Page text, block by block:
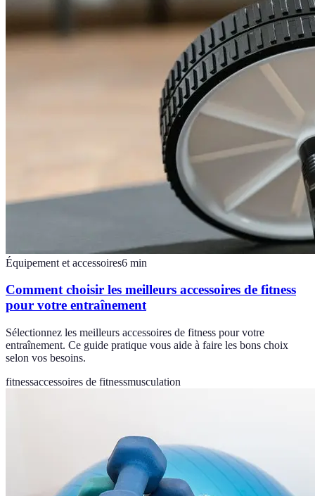
Équipement et accessoires6 min
Comment choisir les meilleurs accessoires de fitness
pour votre entraînement
Sélectionnez les meilleurs accessoires de fitness pour votre
entraînement. Ce guide pratique vous aide à faire les bons choix
selon vos besoins.
fitnessaccessoires de fitnessmusculation